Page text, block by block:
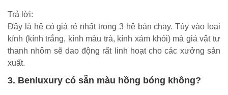
Trả lời:
Đây là hệ có giá rẻ nhất trong 3 hệ bán chạy. Tùy vào loại
kính (kính trắng, kính màu trà, kính xám khói) mà giá vật tư
thanh nhôm sẽ dao động rất linh hoạt cho các xưởng sản
xuất.
3. Benluxury có sẵn màu hồng bóng không?